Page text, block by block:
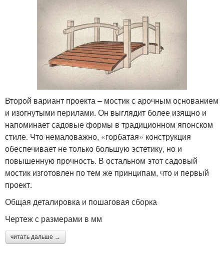
Второй вариант проекта – мостик с арочным основанием
и изогнутыми перилами. Он выглядит более изящно и
напоминает садовые формы в традиционном японском
стиле. Что немаловажно, «горбатая» конструкция
обеспечивает не только большую эстетику, но и
повышенную прочность. В остальном этот садовый
мостик изготовлен по тем же принципам, что и первый
проект.
Общая деталировка и пошаговая сборка
Чертеж с размерами в мм
читать дальше →